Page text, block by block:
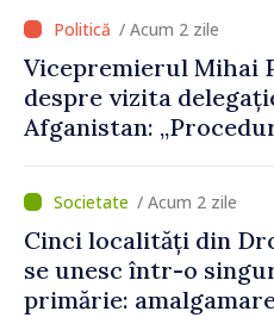
parcursul lunii august
/ Acum 2 zile
Vicepremierul Mihai
despre vizita
Afganistan:
respectate întocmai.
au constatat încălcări
prevederilor legale”
/ Acum 2 zile
Cinci localități din
se unesc într-o
primărie: